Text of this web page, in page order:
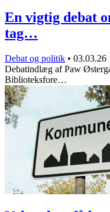
En vigtig debat
tag…
Debat og politik • 03.03.26
Debatindlæg af Paw
Biblioteksfore…